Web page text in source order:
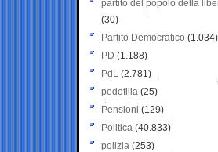
partito del popolo della
(30)
Partito Democratico (1.034)
PD (1.188)
PdL (2.781)
pedofilia (25)
Pensioni (129)
Politica (40.833)
polizia (253)